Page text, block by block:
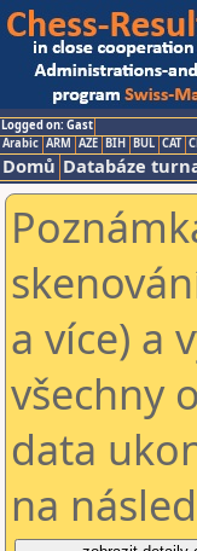
Logged on: Gast
Arabic ARM AZE BIH BUL CAT
Domů Databáze
a více) a
všechny
data
na